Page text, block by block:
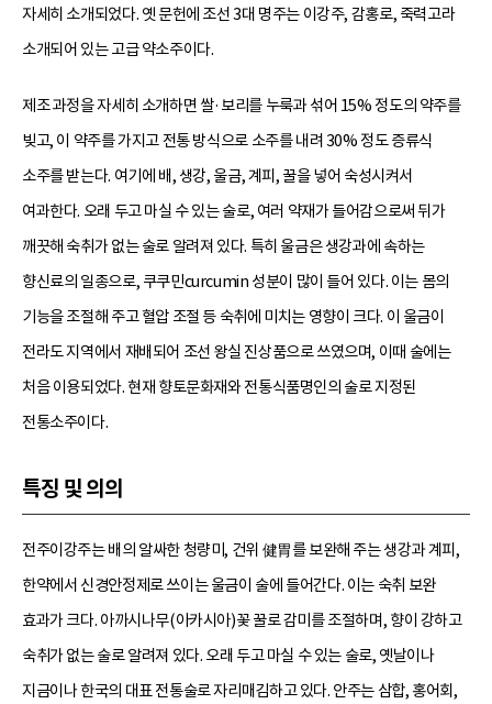
자세히 소개되었다. 옛 문헌에 조선 3대 명주는 이강주, 감홍로, 죽력고라
소개되어 있는 고급 약소주이다.
제조 과정을 자세히 소개하면 쌀·보리를 누룩과 섞어 15% 정도의 약주를
빚고, 이 약주를 가지고 전통 방식으로 소주를 내려 30% 정도 증류식
소주를 받는다. 여기에 배, 생강, 울금, 계피, 꿀을 넣어 숙성시켜서
여과한다. 오래 두고 마실 수 있는 술로, 여러 약재가 들어감으로써 뒤가
깨끗해 숙취가 없는 술로 알려져 있다. 특히 울금은 생강과에 속하는
향신료의 일종으로, 쿠쿠민curcumin 성분이 많이 들어 있다. 이는 몸의
기능을 조절해 주고 혈압 조절 등 숙취에 미치는 영향이 크다. 이 울금이
전라도 지역에서 재배되어 조선 왕실 진상품으로 쓰였으며, 이때 술에는
처음 이용되었다. 현재 향토문화재와 전통식품명인의 술로 지정된
전통소주이다.
특징 및 의의
전주이강주는 배의 알싸한 청량미, 건위 健胃를 보완해 주는 생강과 계피,
한약에서 신경안정제로 쓰이는 울금이 술에 들어간다. 이는 숙취 보완
효과가 크다. 아까시나무(아카시아)꽃 꿀로 감미를 조절하며, 향이 강하고
숙취가 없는 술로 알려져 있다. 오래 두고 마실 수 있는 술로, 옛날이나
지금이나 한국의 대표 전통술로 자리매김하고 있다. 안주는 삼합, 홍어회,